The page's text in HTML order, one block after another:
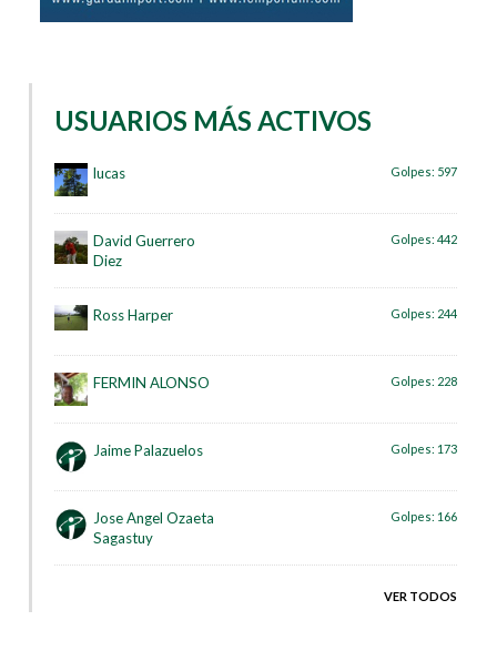
USUARIOS MÁS ACTIVOS
lucas Golpes: 597
David Guerrero
Diez
Golpes: 442
Ross Harper Golpes: 244
FERMIN ALONSO Golpes: 228
Jaime Palazuelos Golpes: 173
Jose Angel Ozaeta
Sagastuy
Golpes: 166
VER TODOS